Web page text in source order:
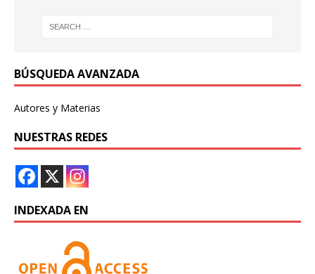
BÚSQUEDA AVANZADA
Autores y Materias
NUESTRAS REDES
INDEXADA EN